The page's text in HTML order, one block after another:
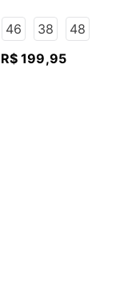
46 38 48
R$ 199,95